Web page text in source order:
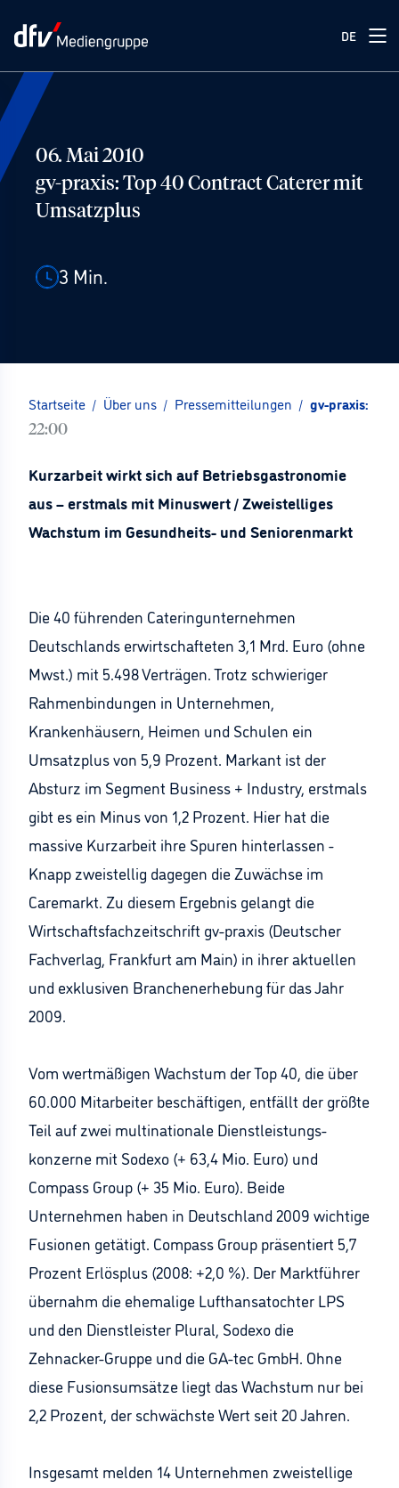
DE
06. Mai 2010
gv-praxis: Top 40 Contract Caterer mit
Umsatzplus
3 Min.
Startseite / Über uns / Pressemitteilungen / gv-praxis:
22:00
Kurzarbeit wirkt sich auf Betriebsgastronomie
aus – erstmals mit Minuswert / Zweistelliges
Wachstum im Gesundheits- und Seniorenmarkt
Die 40 führenden Cateringunternehmen
Deutschlands erwirtschafteten 3,1 Mrd. Euro (ohne
Mwst.) mit 5.498 Verträgen. Trotz schwieriger
Rahmenbindungen in Unternehmen,
Krankenhäusern, Heimen und Schulen ein
Umsatzplus von 5,9 Prozent. Markant ist der
Absturz im Segment Business + Industry, erstmals
gibt es ein Minus von 1,2 Prozent. Hier hat die
massive Kurzarbeit ihre Spuren hinterlassen -
Knapp zweistellig dagegen die Zuwächse im
Caremarkt. Zu diesem Ergebnis gelangt die
Wirtschaftsfachzeitschrift gv-praxis (Deutscher
Fachverlag, Frankfurt am Main) in ihrer aktuellen
und exklusiven Branchenerhebung für das Jahr
2009.
Vom wertmäßigen Wachstum der Top 40, die über
60.000 Mitarbeiter beschäftigen, entfällt der größte
Teil auf zwei multinationale Dienstleistungs-
konzerne mit Sodexo (+ 63,4 Mio. Euro) und
Compass Group (+ 35 Mio. Euro). Beide
Unternehmen haben in Deutschland 2009 wichtige
Fusionen getätigt. Compass Group präsentiert 5,7
Prozent Erlösplus (2008: +2,0 %). Der Marktführer
übernahm die ehemalige Lufthansatochter LPS
und den Dienstleister Plural, Sodexo die
Zehnacker-Gruppe und die GA-tec GmbH. Ohne
diese Fusionsumsätze liegt das Wachstum nur bei
2,2 Prozent, der schwächste Wert seit 20 Jahren.
Insgesamt melden 14 Unternehmen zweistellige